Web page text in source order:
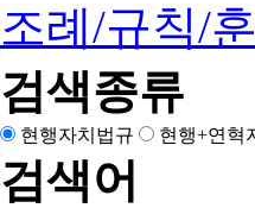
조례/규칙/
검색종류
현행자치법규 현행+연혁
검색어